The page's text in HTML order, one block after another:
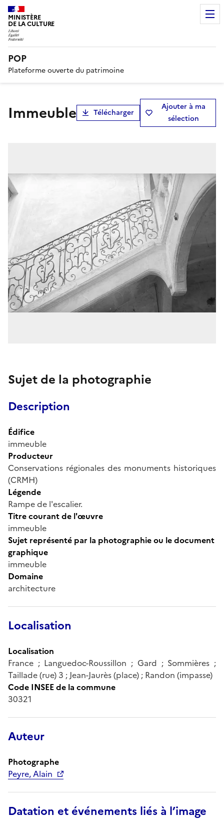
MINISTÈRE
DE LA CULTURE
POP
Plateforme ouverte du patrimoine
immeuble Télécharger
Ajouter à ma
sélection
Sujet de la photographie
Description
Édifice
immeuble
Producteur
Conservations régionales des monuments historiques
(CRMH)
Légende
Rampe de l'escalier.
Titre courant de l'œuvre
immeuble
Sujet représenté par la photographie ou le document
graphique
immeuble
Domaine
architecture
Localisation
Localisation
France ; Languedoc-Roussillon ; Gard ; Sommières ;
Taillade (rue) 3 ; Jean-Jaurès (place) ; Randon (impasse)
Code INSEE de la commune
30321
Auteur
Photographe
Peyre, Alain
Datation et événements liés à l’image